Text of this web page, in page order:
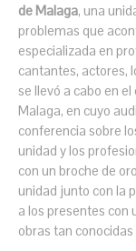
de Malaga, una
problemas que
especializada en
cantantes, actores,
se llevó a cabo en
Malaga, en cuyo
conferencia sobre
unidad y los
con un broche de
unidad junto con la
a los presentes con
obras tan